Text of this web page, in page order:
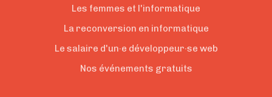
Les femmes et l'informatique
La reconversion en informatique
Le salaire d'un·e développeur·se web
Nos événements gratuits